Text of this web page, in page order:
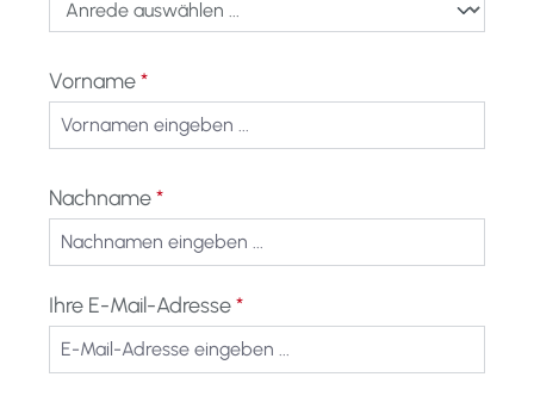
Vorname*
Nachname*
Ihre E-Mail-Adresse*